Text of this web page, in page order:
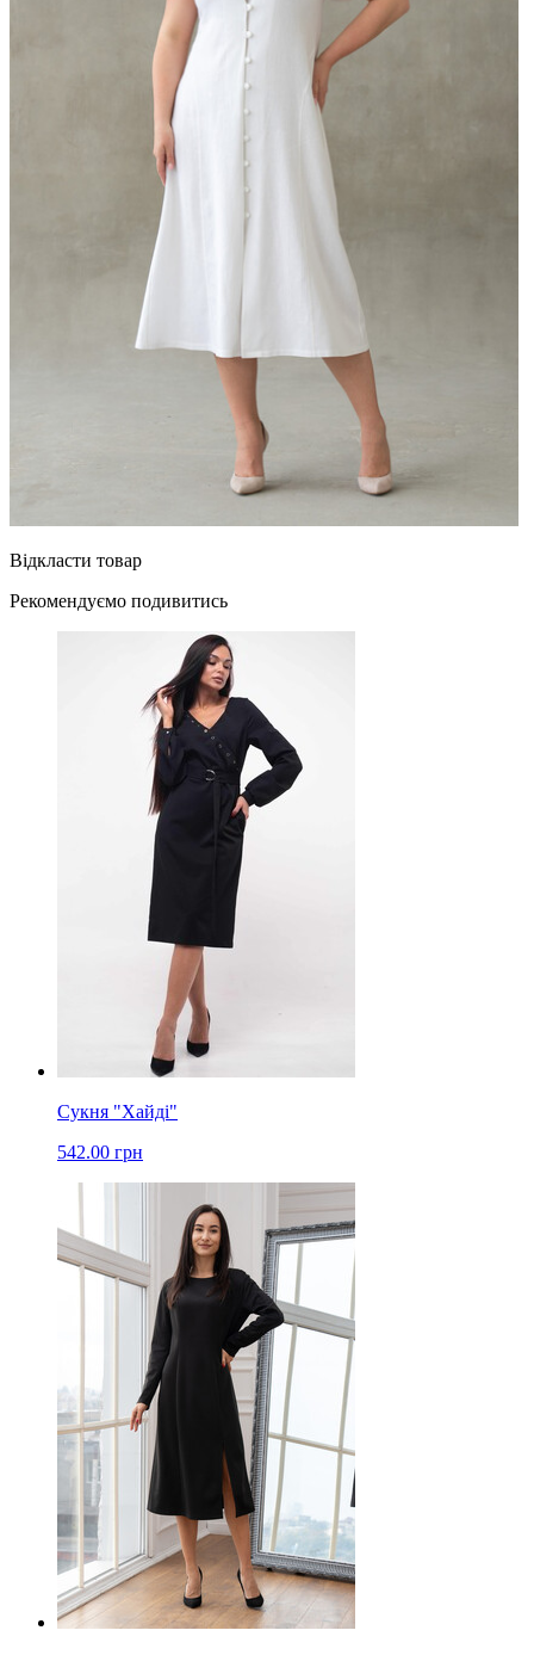
Відкласти товар
Рекомендуємо подивитись
Сукня "Хайді"
542.00 грн